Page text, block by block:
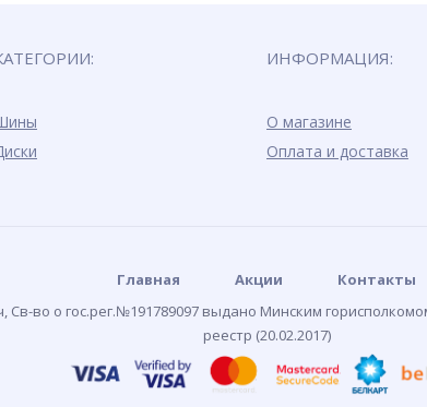
ИНФОРМАЦИЯ:
О магазине
Оплата и доставка
Главная Акции
Контакты
во о гос.рег.№191789097 выдано Минским
реестр (20.02.2017)